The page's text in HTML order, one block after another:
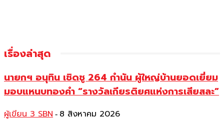
เรื่องล่าสุด
นายกฯ อนุทิน เชิดชู 264 กำนัน ผู้ใหญ่บ้านยอดเยี่ยม
มอบแหนบทองคำ “รางวัลเกียรติยศแห่งการเสียสละ”
ผู้เขียน 3 SBN - 8 สิงหาคม 2026